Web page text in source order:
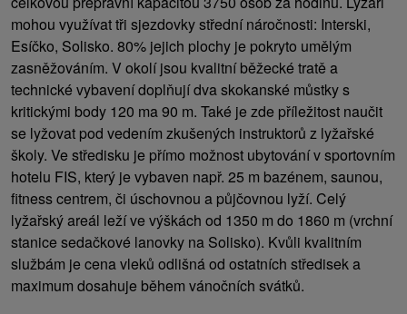
mohou využívat tři sjezdovky střední náročnosti: Interski,
Esíčko, Solisko. 80% jejich plochy je pokryto umělým
zasněžováním. V okolí jsou kvalitní běžecké tratě a
technické vybavení doplňují dva skokanské můstky s
kritickými body 120 ma 90 m. Také je zde příležitost naučit
se lyžovat pod vedením zkušených instruktorů z lyžařské
školy. Ve středisku je přímo možnost ubytování v sportovním
hotelu FIS, který je vybaven např. 25 m bazénem, saunou,
fitness centrem, či úschovnou a půjčovnou lyží. Celý
lyžařský areál leží ve výškách od 1350 m do 1860 m (vrchní
stanice sedačkové lanovky na Solisko). Kvůli kvalitním
službám je cena vleků odlišná od ostatních středisek a
maximum dosahuje během vánočních svátků.